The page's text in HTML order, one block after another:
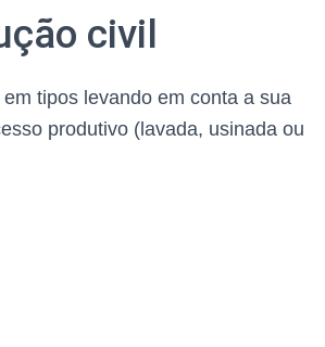
civil
tipos levando em conta a sua
produtivo (lavada, usinada ou